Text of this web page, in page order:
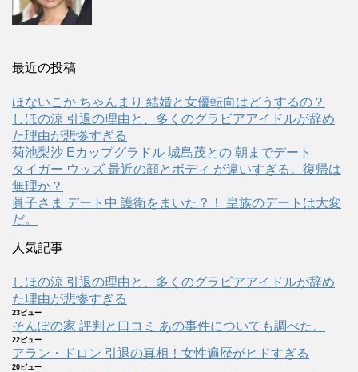
最近の投稿
ほないこか ちゃんまり 結婚と女優転向はどうするの？
しほの涼 引退の理由と、多くのグラビアアイドルが辞め
た理由が悲惨すぎる
菊池梨沙 Eカップグラドル 城島茂との 朝までデート
タイガー ウッズ 最近の顔とボディ が違いすぎる。復帰は
無理か？
眞子さま デート中 護衛をまいた？！ 皇族のデートは大変
だ。
人気記事
しほの涼 引退の理由と、多くのグラビアアイドルが辞め
た理由が悲惨すぎる
23ビュー
そんぽの家 評判と口コミ あの事件についても調べた。
22ビュー
アラン・ドロン 引退の真相！女性遍歴がヒドすぎる
20ビュー